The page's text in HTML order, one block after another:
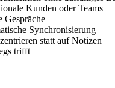
Kunden oder Teams
Gespräche
Synchronisierung
statt auf Notizen
trifft